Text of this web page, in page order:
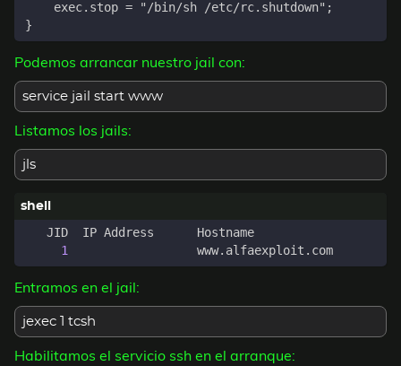
Podemos arrancar nuestro jail con:
service jail start www
Listamos los jails:
jls
1
Entramos en el jail:
jexec 1 tcsh
Habilitamos el servicio ssh en el arranque: